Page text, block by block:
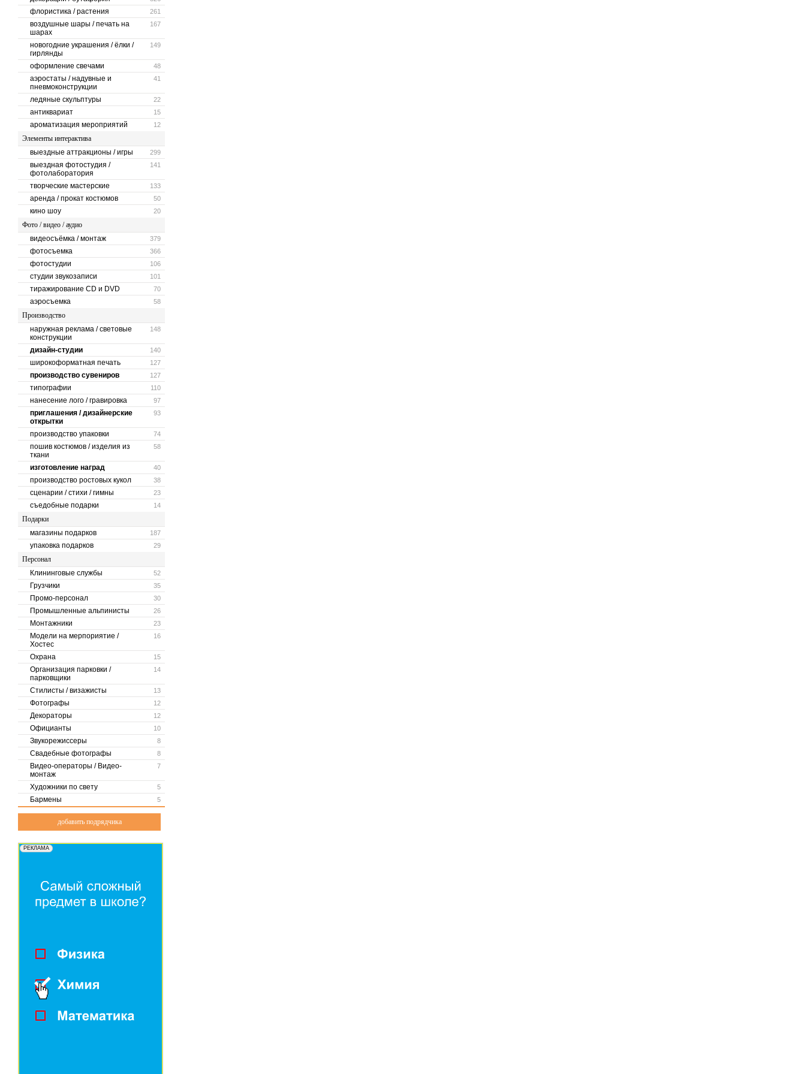
261
флористика / растения
167
воздушные шары / печать на
шарах
149
новогодние украшения / ёлки /
гирлянды
48
оформление свечами
41
аэростаты / надувные и
пневмоконструкции
22
ледяные скульптуры
15
антиквариат
12
ароматизация мероприятий
Элементы интерактива
299
выездные аттракционы / игры
141
выездная фотостудия /
фотолаборатория
133
творческие мастерские
50
аренда / прокат костюмов
20
кино шоу
Фото / видео / аудио
379
видеосъёмка / монтаж
366
фотосъемка
106
фотостудии
101
студии звукозаписи
70
тиражирование CD и DVD
58
аэросъемка
Производство
148
наружная реклама / световые
конструкции
140
дизайн-студии
127
широкоформатная печать
127
производство сувениров
110
типографии
97
нанесение лого / гравировка
93
приглашения / дизайнерские
открытки
74
производство упаковки
58
пошив костюмов / изделия из
ткани
40
изготовление наград
38
производство ростовых кукол
23
сценарии / стихи / гимны
14
съедобные подарки
Подарки
187
магазины подарков
29
упаковка подарков
Персонал
52
Клининговые службы
35
Грузчики
30
Промо-персонал
26
Промышленные альпинисты
23
Монтажники
16
Модели на мерпориятие /
Хостес
15
Охрана
14
Организация парковки /
парковщики
13
Стилисты / визажисты
12
Фотографы
12
Декораторы
10
Официанты
8
Звукорежиссеры
8
Свадебные фотографы
7
Видео-операторы / Видео-
монтаж
5
Художники по свету
5
Бармены
добавить подрядчика